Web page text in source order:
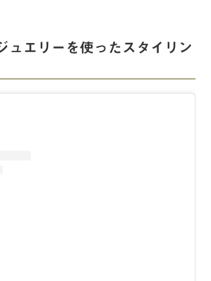
ュエリーを使ったスタイリン